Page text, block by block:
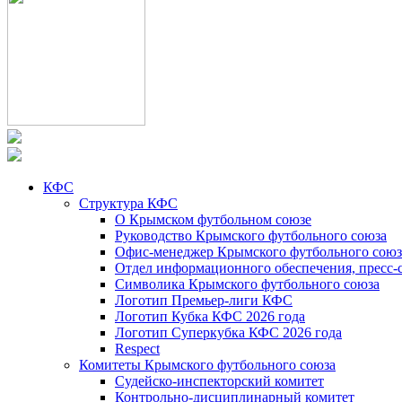
КФС
Структура КФС
О Крымском футбольном союзе
Руководство Крымского футбольного союза
Офис-менеджер Крымского футбольного
Отдел информационного обеспечения, пресс-
Символика Крымского футбольного союза
Логотип Премьер-лиги КФС
Логотип Кубка КФС 2026 года
Логотип Суперкубка КФС 2026 года
Respect
Комитеты Крымского футбольного союза
Судейско-инспекторский комитет
Контрольно-дисциплинарный комитет